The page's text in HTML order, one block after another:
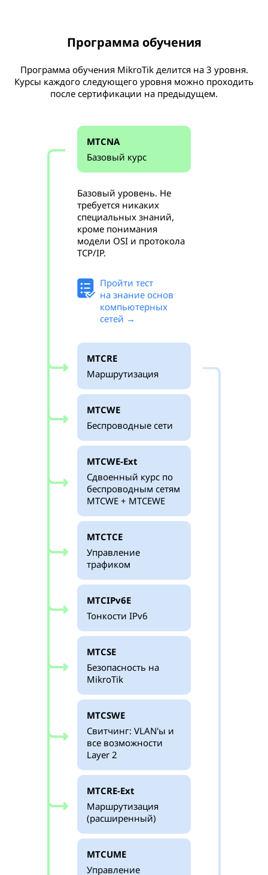
Программа обучения
Программа обучения MikroTik делится на 3 уровня.
Курсы каждого следующего уровня можно проходить
после сертификации на предыдущем.
MTCNA
Базовый курс
Базовый уровень. Не
требуется никаких
специальных знаний,
кроме понимания
модели OSI и протокола
TCP/IP.
Пройти тест
на знание основ
компьютерных
сетей →
MTCRE
Маршрутизация
MTCWE
Беспроводные сети
MTCWE-Ext
Сдвоенный курс по
беспроводным сетям
MTCWE + MTCEWE
MTCTCE
Управление
трафиком
MTCIPv6E
Тонкости IPv6
MTCSE
Безопасность на
MikroTik
MTCSWE
Свитчинг: VLAN'ы и
все возможности
Layer 2
MTCRE-Ext
Маршрутизация
(расширенный)
MTCUME
Управление